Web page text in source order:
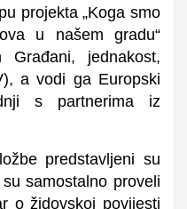
projekta „Koga smo
u našem gradu“
Građani, jednakost,
a vodi ga Europski
s partnerima iz
predstavljeni su
samostalno proveli
o židovskoj povijesti